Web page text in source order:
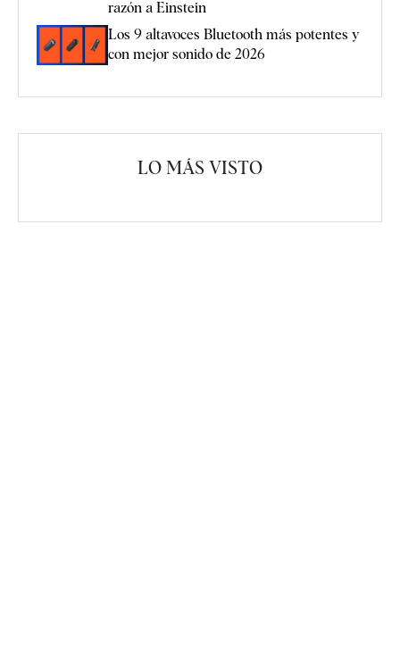
razón a Einstein
Los 9 altavoces Bluetooth más potentes y
con mejor sonido de 2026
LO MÁS VISTO